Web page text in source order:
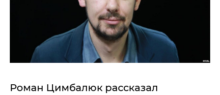
Роман Цимбалюк рассказал